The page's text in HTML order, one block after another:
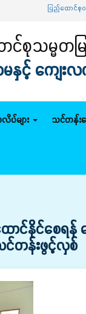
ပြည်ထောင်စုဝန်ကြီး ဦးမျို
င်စုသမ္မတ
နှင့် ကျေးလ
များ သင်တန်းကျ
နိုင်စေရန် မ
တန်းဖွင့်လှစ်